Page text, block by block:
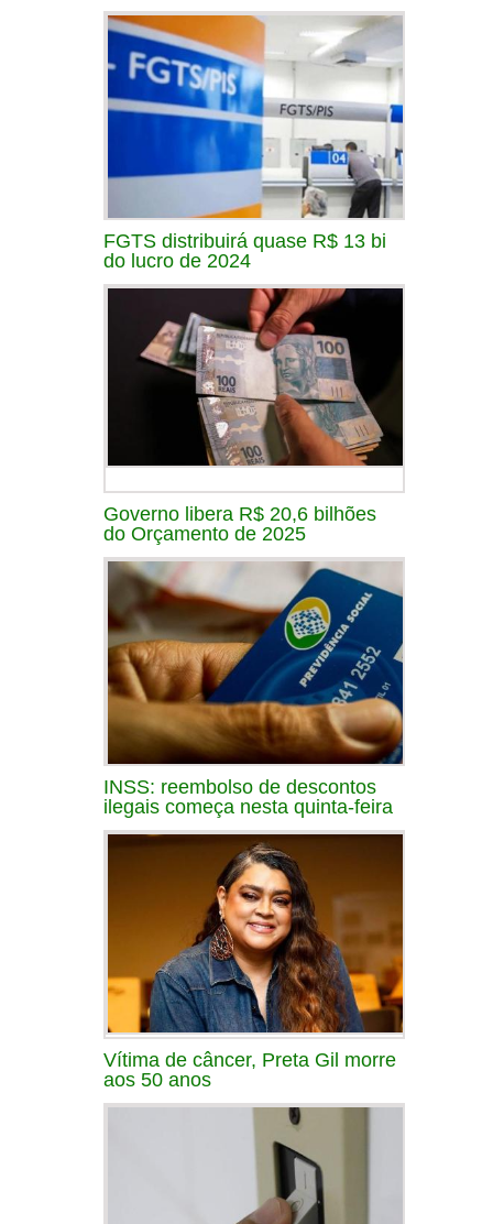
FGTS distribuirá quase R$ 13 bi
do lucro de 2024
Governo libera R$ 20,6 bilhões
do Orçamento de 2025
INSS: reembolso de descontos
ilegais começa nesta quinta-feira
Vítima de câncer, Preta Gil morre
aos 50 anos